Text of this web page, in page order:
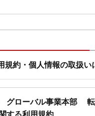
規約・個人情報の取扱い
グローバル事業本部
する利用規約